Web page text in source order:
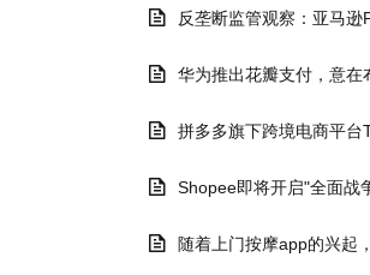
反垄断监管观察：亚马逊
华为推出花瓣支付，意在
拼多多旗下跨境电商平
Shopee即将开启"全面战
随着上门按摩app的兴起